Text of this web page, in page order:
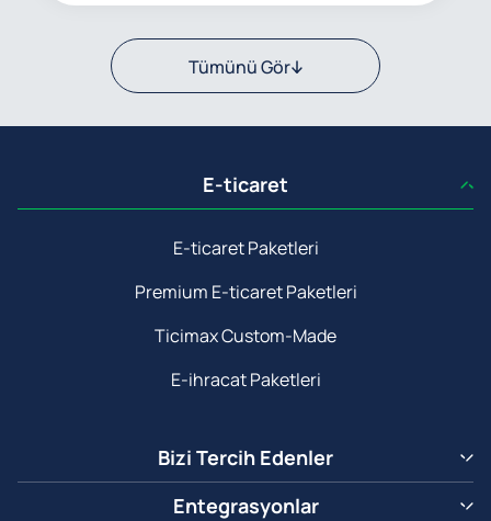
Tümünü Gör
E-ticaret
E-ticaret Paketleri
Premium E-ticaret Paketleri
Ticimax Custom-Made
E-ihracat Paketleri
Bizi Tercih Edenler
Entegrasyonlar